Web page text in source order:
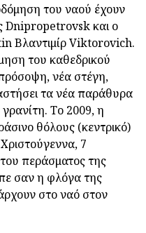
του ναού έχουν
Dnipropetrovsk και ο
Βλαντιμίρ Viktorovich.
του καθεδρικού
νέα στέγη,
τα νέα παράθυρα
Το 2009, η
θόλους (κεντρικό)
7
περάσματος της
σαν η φλόγα της
στο ναό στον